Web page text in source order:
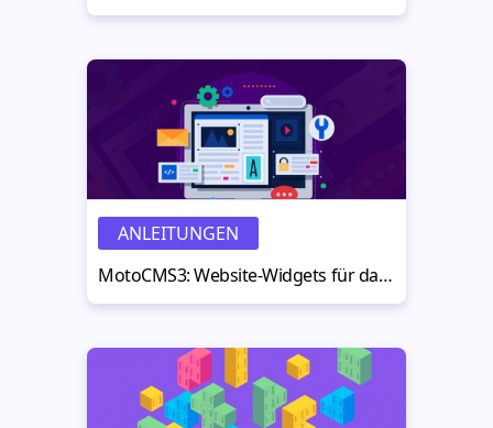
ANLEITUNGEN
MotoCMS3: Website-Widgets für das Layout und allgemeine Features